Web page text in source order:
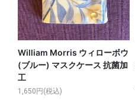
William Morris ウィローボウ
(ブルー) マスクケース 抗菌加
工
1,650円(税込)